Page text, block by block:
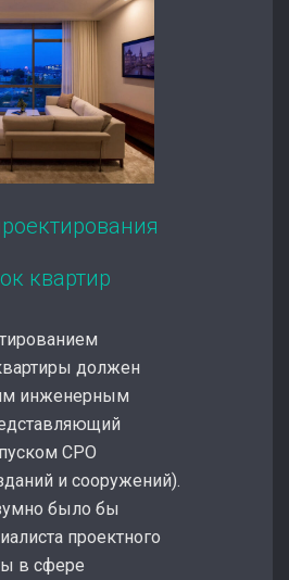
квартир
должен
инженерным
СРО
и сооружений).
было бы
проектного
в сфере